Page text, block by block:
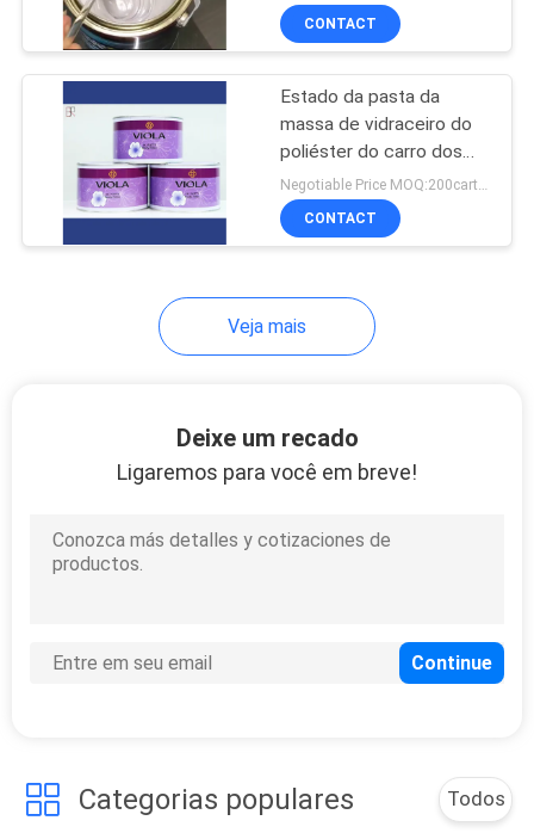
Pasta automotivo
da pintura
Verniz claro do
revestimento
Endurecedor da
resina não saturada do
poliéster
CONTACT
Estado da pasta da
massa de vidraceiro do
poliéster do carro dos
componentes do Bi de
BPO Bodyfiller
CONTACT
Veja mais
Deixe um recado
Ligaremos para você em breve!
Categorias populares Todos